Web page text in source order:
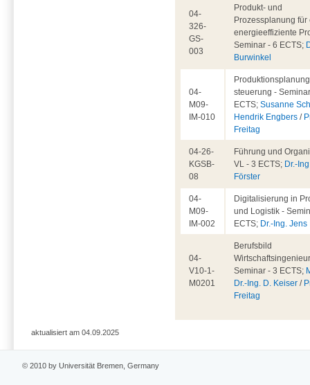
04-
326-
GS-
003
Produkt- und
Prozessplanung für
energieeffiziente
Seminar - 6 ECTS;
Burwinkel
04-
M09-
IM-010
steuerung -
ECTS;Susanne
Hendrik Engbers /
Freitag
04-26-
KGSB-
08
Führung und
VL - 3 ECTS; Dr.-
Förster
04-
M09-
IM-002
Digitalisierung in
und Logistik -
ECTS; Dr.-Ing. Jens
04-
V10-1-
M0201
Berufsbild
Seminar - 3 ECTS;
Dr.-Ing. D. Keiser /
Freitag
aktualisiert am 04.09.2025
© 2010 by Universität Bremen, Germany